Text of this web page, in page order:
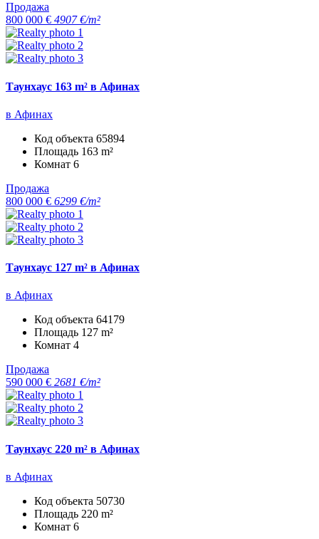
Продажа
800 000 € 4907 €/m²
Таунхаус 163 m² в Афинах
в Афинах
Код объекта 65894
Площадь 163 m²
Комнат 6
Продажа
800 000 € 6299 €/m²
Таунхаус 127 m² в Афинах
в Афинах
Код объекта 64179
Площадь 127 m²
Комнат 4
Продажа
590 000 € 2681 €/m²
Таунхаус 220 m² в Афинах
в Афинах
Код объекта 50730
Площадь 220 m²
Комнат 6